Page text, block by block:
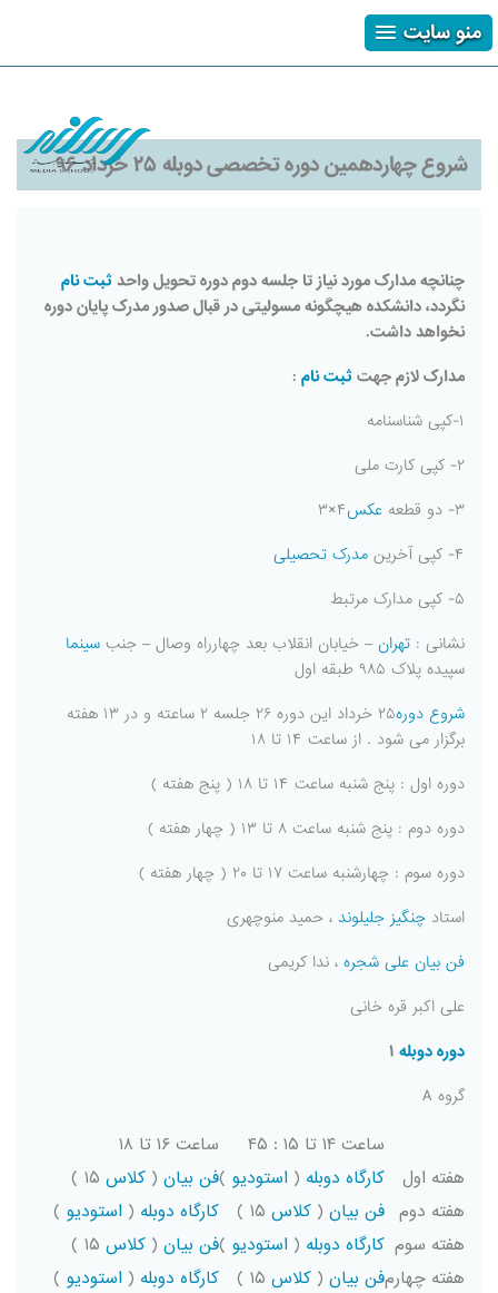
منو سایت
شروع چهاردهمین دوره تخصصی دوبله ۲۵ خرداد ۹۶
چنانچه مدارک مورد نیاز تا جلسه دوم دوره تحویل واحدثبت نام
نگردد، دانشکده هیچگونه مسولیتی در قبال صدور مدرک پایان دوره
نخواهد داشت.
مدارک لازم جهتثبت نام :
۱-کپی شناسنامه
۲- کپی کارت ملی
۳- دو قطعه
عکس۴×۳
۴- کپی آخرین
مدرک تحصیلی
۵- کپی مدارک مرتبط
نشانی : تهران – خیابان انقلاب بعد چهارراه وصال – جنب سینما
سپیده پلاک ۹۸۵ طبقه اول
شروع دوره
۲۵ خرداد این دوره ۲۶ جلسه ۲ ساعته و در ۱۳ هفته
برگزار می شود . از ساعت ۱۴ تا ۱۸
دوره اول : پنج شنبه ساعت ۱۴ تا ۱۸ ( پنج هفته )
دوره دوم : پنج شنبه ساعت ۸ تا ۱۳ ( چهار هفته )
دوره سوم : چهارشنبه ساعت ۱۷ تا ۲۰ ( چهار هفته )
استاد چنگیز جلیلوند ، حمید منوچهری
فن بیان علی شجره ، ندا کریمی
علی اکبر قره خانی
دوره دوبله
گروه A
ساعت ۱۴ تا ۱۵ : ۴۵
ساعت ۱۶ تا ۱۸
هفته اول
کارگاه دوبله ( استودیو )فن بیان ( کلاس
هفته دوم فن بیان ( کلاس کارگاه دوبله ( استودیو )
هفته سوم کارگاه دوبله ( استودیو )فن بیان ( کلاس
هفته چهارمفن بیان ( کلاس کارگاه دوبله ( استودیو )